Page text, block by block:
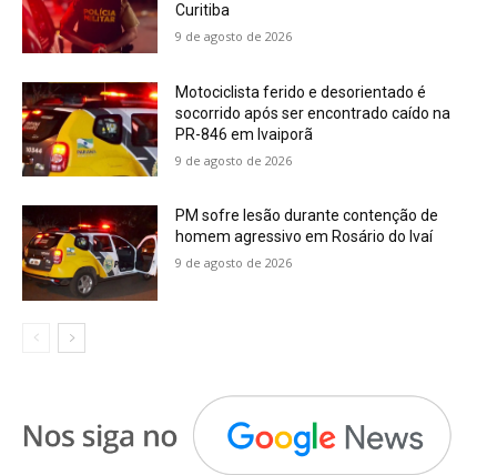
Curitiba
9 de agosto de 2026
Motociclista ferido e desorientado é
socorrido após ser encontrado caído na
PR-846 em Ivaiporã
9 de agosto de 2026
PM sofre lesão durante contenção de
homem agressivo em Rosário do Ivaí
9 de agosto de 2026